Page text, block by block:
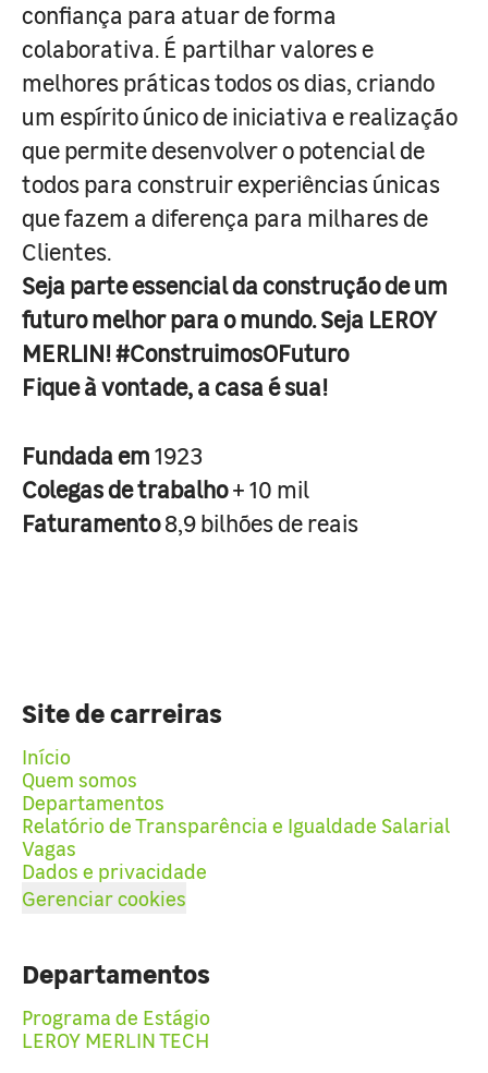
confiança para atuar de forma
colaborativa. É partilhar valores e
melhores práticas todos os dias, criando
um espírito único de iniciativa e realização
que permite desenvolver o potencial de
todos para construir experiências únicas
que fazem a diferença para milhares de
Clientes.
Seja parte essencial da construção de um
futuro melhor para o mundo. Seja LEROY
MERLIN! #ConstruimosOFuturo
Fique à vontade, a casa é sua!
Fundada em1923
Colegas de trabalho+ 10 mil
Faturamento8,9 bilhões de reais
Site de carreiras
Início
Quem somos
Departamentos
Relatório de Transparência e Igualdade Salarial
Vagas
Dados e privacidade
Gerenciar cookies
Departamentos
Programa de Estágio
LEROY MERLIN TECH